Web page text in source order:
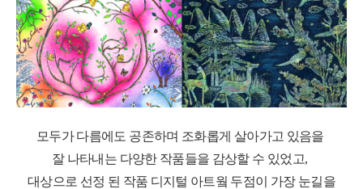
모두가 다름에도 공존하며 조화롭게 살아가고 있음을
잘 나타내는 다양한 작품들을 감상할 수 있었고,
대상으로 선정 된 작품 디지털 아트웤 두점이 가장 눈길을